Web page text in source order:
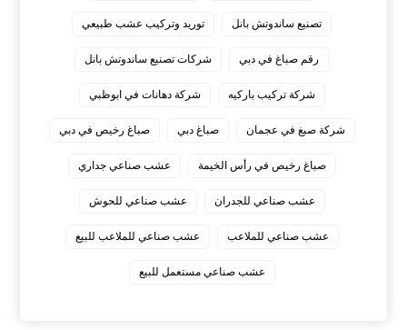
تصنيع ساندوتش بانل توريد وتركيب عشب طبيعي
رقم صباغ في دبي شركات تصنيع ساندوتش بانل
شركة تركيب باركيه شركة دهانات في ابوظبي
شركة صبغ في عجمان صباغ دبي صباغ رخيص في دبي
صباغ رخيص في رأس الخيمة عشب صناعي جداري
عشب صناعي للجدران عشب صناعي للحوش
عشب صناعي للملاعب عشب صناعي للملاعب للبيع
عشب صناعي مستعمل للبيع